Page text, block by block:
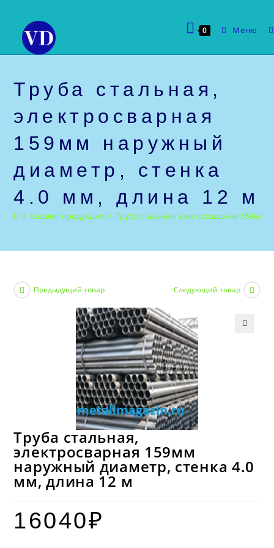
содержимому
0 Меню
Труба стальная,
электросварная
159мм наружный
диаметр, стенка
4.0 мм, длина 12 м
> Каталог продукции > Труба стальная, электросварная
Предыдущий товар Следующий товар
Труба стальная,
электросварная 159мм
наружный диаметр, стенка 4.0
мм, длина 12 м
16040₽